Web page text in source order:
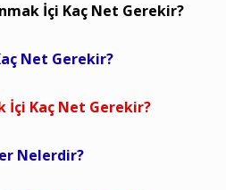
İçi Kaç Net Gerekir?
Net Gerekir?
İçi Kaç Net Gerekir?
Nelerdir?